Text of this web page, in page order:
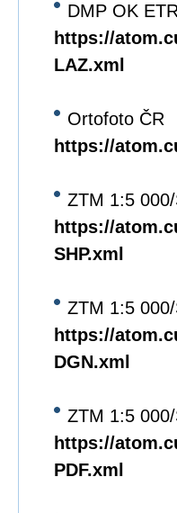
DMP OK
https://
LAZ.xml
Ortofoto ČR
https://
ZTM 1:5
https://
SHP.xml
ZTM 1:5
https://
DGN.xml
ZTM 1:5
https://
PDF.xml